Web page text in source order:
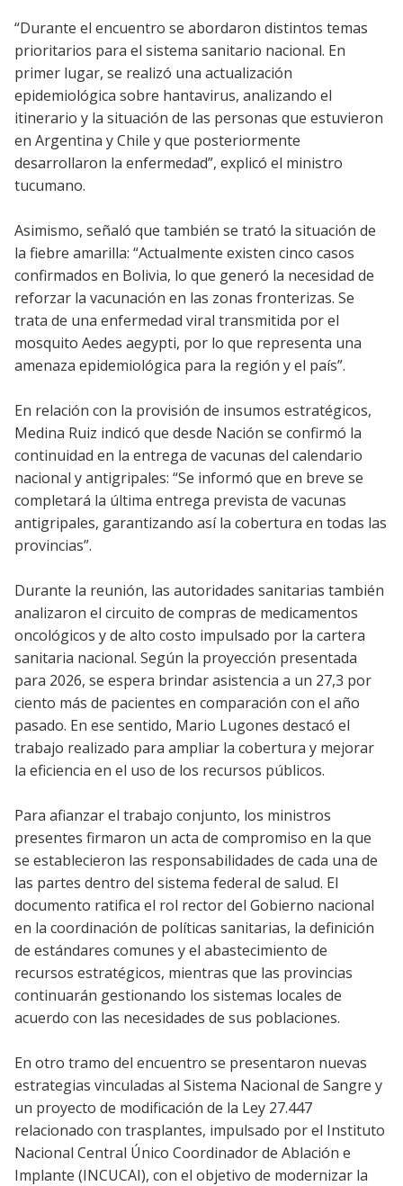
“Durante el encuentro se abordaron distintos temas
prioritarios para el sistema sanitario nacional. En
primer lugar, se realizó una actualización
epidemiológica sobre hantavirus, analizando el
itinerario y la situación de las personas que estuvieron
en Argentina y Chile y que posteriormente
desarrollaron la enfermedad”, explicó el ministro
tucumano.
Asimismo, señaló que también se trató la situación de
la fiebre amarilla: “Actualmente existen cinco casos
confirmados en Bolivia, lo que generó la necesidad de
reforzar la vacunación en las zonas fronterizas. Se
trata de una enfermedad viral transmitida por el
mosquito Aedes aegypti, por lo que representa una
amenaza epidemiológica para la región y el país”.
En relación con la provisión de insumos estratégicos,
Medina Ruiz indicó que desde Nación se confirmó la
continuidad en la entrega de vacunas del calendario
nacional y antigripales: “Se informó que en breve se
completará la última entrega prevista de vacunas
antigripales, garantizando así la cobertura en todas las
provincias”.
Durante la reunión, las autoridades sanitarias también
analizaron el circuito de compras de medicamentos
oncológicos y de alto costo impulsado por la cartera
sanitaria nacional. Según la proyección presentada
para 2026, se espera brindar asistencia a un 27,3 por
ciento más de pacientes en comparación con el año
pasado. En ese sentido, Mario Lugones destacó el
trabajo realizado para ampliar la cobertura y mejorar
la eficiencia en el uso de los recursos públicos.
Para afianzar el trabajo conjunto, los ministros
presentes firmaron un acta de compromiso en la que
se establecieron las responsabilidades de cada una de
las partes dentro del sistema federal de salud. El
documento ratifica el rol rector del Gobierno nacional
en la coordinación de políticas sanitarias, la definición
de estándares comunes y el abastecimiento de
recursos estratégicos, mientras que las provincias
continuarán gestionando los sistemas locales de
acuerdo con las necesidades de sus poblaciones.
En otro tramo del encuentro se presentaron nuevas
estrategias vinculadas al Sistema Nacional de Sangre y
un proyecto de modificación de la Ley 27.447
relacionado con trasplantes, impulsado por el Instituto
Nacional Central Único Coordinador de Ablación e
Implante (INCUCAI), con el objetivo de modernizar la